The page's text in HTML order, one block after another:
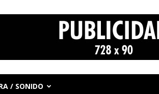
/ SONIDO